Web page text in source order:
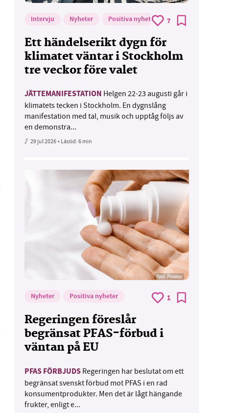
Intervju Nyheter Positiva nyheter 7
Ett händelserikt dygn för
klimatet väntar i Stockholm
tre veckor före valet
JÄTTEMANIFESTATION Helgen 22-23 augusti går i
klimatets tecken i Stockholm. En dygnslång
manifestation med tal, musik och upptåg följs av
en demonstra...
29 jul 2026• Lästid:6 min
Foto:Pixabay
Nyheter Positiva nyheter 1
Regeringen föreslår
begränsat PFAS-förbud i
väntan på EU
PFAS FÖRBJUDS Regeringen har beslutat om ett
begränsat svenskt förbud mot PFAS i en rad
konsumentprodukter. Men det är lågt hängande
frukter, enligt e...